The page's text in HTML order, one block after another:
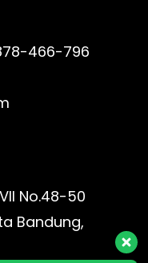
466-796
No.48-50
Bandung,